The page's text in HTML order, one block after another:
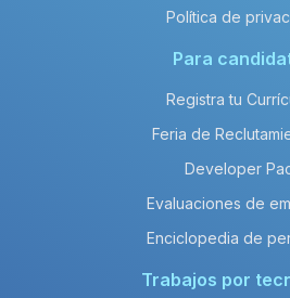
Política de
Para
Registra tu
Feria de
Developer
Evaluaciones de
Enciclopedia de
Trabajos por